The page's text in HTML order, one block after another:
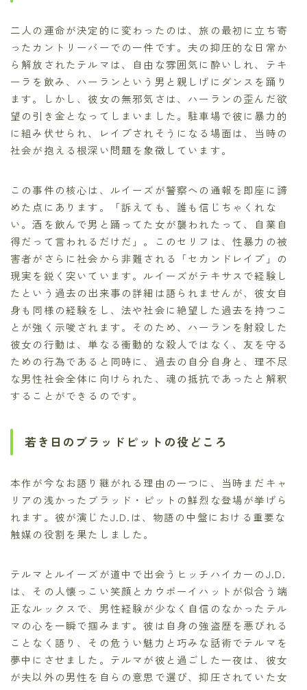
二人の運命が決定的に変わったのは、旅の最初に立ち寄
ったカントリーバーでの一件です。夫の抑圧的な日常か
ら解放されたテルマは、自由な雰囲気に酔いしれ、テキ
ーラを飲み、ハーランという男と親しげにダンスを踊り
ます。しかし、彼女の無邪気さは、ハーランの歪んだ欲
望の引き金となってしまいました。駐車場で彼に暴力的
に組み伏せられ、レイプされそうになる場面は、当時の
社会が抱える根深い問題を象徴しています。
この事件の核心は、ルイーズが警察への通報を即座に諦
めた点にあります。「訴えても、誰も信じちゃくれな
い。酒を飲んで男と踊ってた女が襲われたって、自業自
得だって言われるだけだ」。このセリフは、性暴力の被
害者がさらに社会から非難される「セカンドレイプ」の
現実を鋭く突いています。ルイーズがテキサスで経験し
たという過去の出来事の詳細は語られませんが、彼女自
身も同様の経験をし、法や社会に絶望した過去を持つこ
とが強く示唆されます。そのため、ハーランを射殺した
彼女の行動は、単なる衝動的な殺人ではなく、友を守る
ための行為であると同時に、過去の自分自身と、理不尽
な男性社会全体に向けられた、魂の抵抗であったと解釈
することができるのです。
若き日のブラッドピットの役どころ
本作が今なお語り継がれる理由の一つに、当時まだキャ
リアの浅かったブラッド・ピットの鮮烈な登場が挙げら
れます。彼が演じたJ.D.は、物語の中盤における重要な
触媒の役割を果たしました。
テルマとルイーズが道中で出会うヒッチハイカーのJ.D.
は、その人懐っこい笑顔とカウボーイハットが似合う端
正なルックスで、男性経験が少なく自信のなかったテル
マの心を一瞬で掴みます。彼は自身の強盗歴を悪びれる
ことなく語り、その危うい魅力と巧みな話術でテルマを
夢中にさせました。テルマが彼と過ごした一夜は、彼女
が夫以外の男性を自らの意思で選び、抑圧されていた女